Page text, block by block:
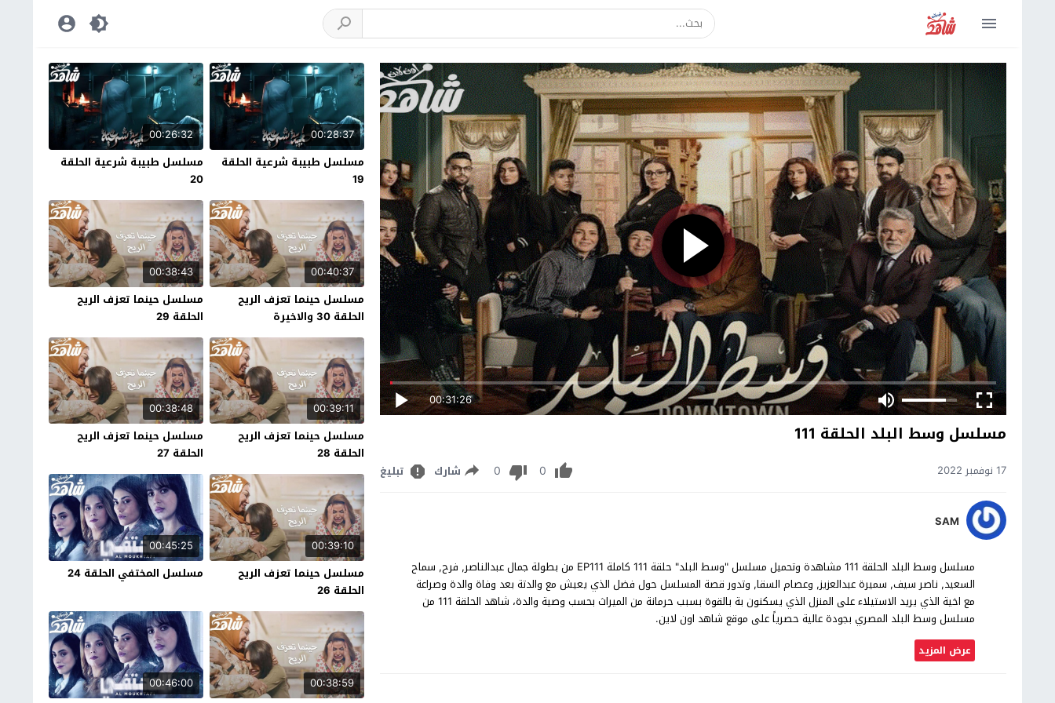
00:31:26
مسلسل وسط البلد الحلقة 111
17 نوفمبر 2022 0
0 شارك تبليغ
SAM
مسلسل وسط البلد الحلقة 111 مشاهدة وتحميل مسلسل "وسط البلد" حلقة 111 كاملة EP111 من بطولة جمال عبدالناصر, فرح, سماح
السعيد, ناصر سيف, سميرة عبدالعزيز, وعصام السقا, وتدور قصة المسلسل حول فضل الذي يعيش مع والدتة بعد وفاة والدة وصراعة
مع اخية الذي يريد الاستيلاء على المنزل الذي يسكنون بة بالقوة بسبب حرمانة من الميراث بحسب وصية والدة، شاهد الحلقة 111 من
مسلسل وسط البلد المصري بجودة عالية حصرياً على موقع شاهد اون لاين.
عرض المزيد
00:28:37
مسلسل طبيبة شرعية الحلقة
19
00:26:32
مسلسل طبيبة شرعية الحلقة
20
00:40:37
مسلسل حينما تعزف الريح
الحلقة 30 والاخيرة
00:38:43
مسلسل حينما تعزف الريح
الحلقة 29
00:39:11
مسلسل حينما تعزف الريح
الحلقة 28
00:38:48
مسلسل حينما تعزف الريح
الحلقة 27
00:39:10
مسلسل حينما تعزف الريح
الحلقة 26
00:45:25
مسلسل المختفي الحلقة 24
00:38:59
00:46:00